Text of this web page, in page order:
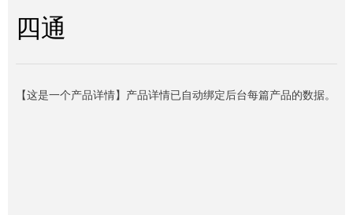
四通
【这是一个产品详情】产品详情已自动绑定后台每篇产品的数据。